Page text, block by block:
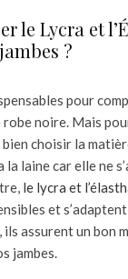
le Lycra et
?
pour
robe noire. Mais
choisir la
laine car elle ne
le lycra et
et
assurent un bon
jambes.